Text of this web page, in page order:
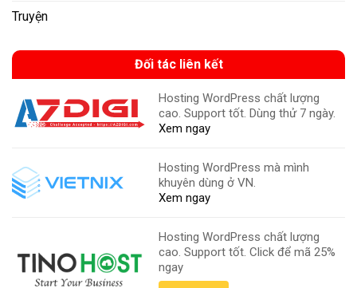
Truyện
Đối tác liên kết
Hosting WordPress chất lượng
cao. Support tốt. Dùng thử 7 ngày.
Xem ngay
Hosting WordPress mà mình
khuyên dùng ở VN.
Xem ngay
Hosting WordPress chất lượng
cao. Support tốt. Click để mã 25%
ngay